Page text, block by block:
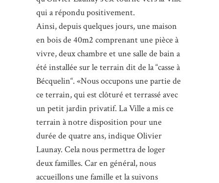
qui a répondu positivement.
Ainsi, depuis quelques jours, une maison
en bois de 40m2 comprenant une pièce à
vivre, deux chambre et une salle de bain a
été installée sur le terrain dit de la “casse à
Bécquelin“. «Nous occupons une partie de
ce terrain, qui est clôturé et terrassé avec
un petit jardin privatif. La Ville a mis ce
terrain à notre disposition pour une
durée de quatre ans, indique Olivier
Launay. Cela nous permettra de loger
deux familles. Car en général, nous
accueillons une famille et la suivons